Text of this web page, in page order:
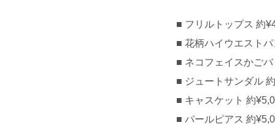
フリルトップス 約
花柄ハイウエスト
ネコフェイスかご
ジュートサンダル
キャスケット 約
パールピアス 約